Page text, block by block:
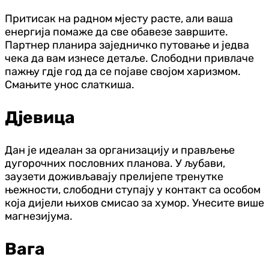
Притисак на радном мјесту расте, али ваша
енергија помаже да све обавезе завршите.
Партнер планира заједничко путовање и једва
чека да вам изнесе детаље. Слободни привлаче
пажњу гдје год да се појаве својом харизмом.
Смањите унос слаткиша.
Дјевица
Дан је идеалан за организацију и прављење
дугорочних пословних планова. У љубави,
заузети доживљавају прелијепе тренутке
њежности, слободни ступају у контакт са особом
која дијели њихов смисао за хумор. Унесите више
магнезијума.
Вага